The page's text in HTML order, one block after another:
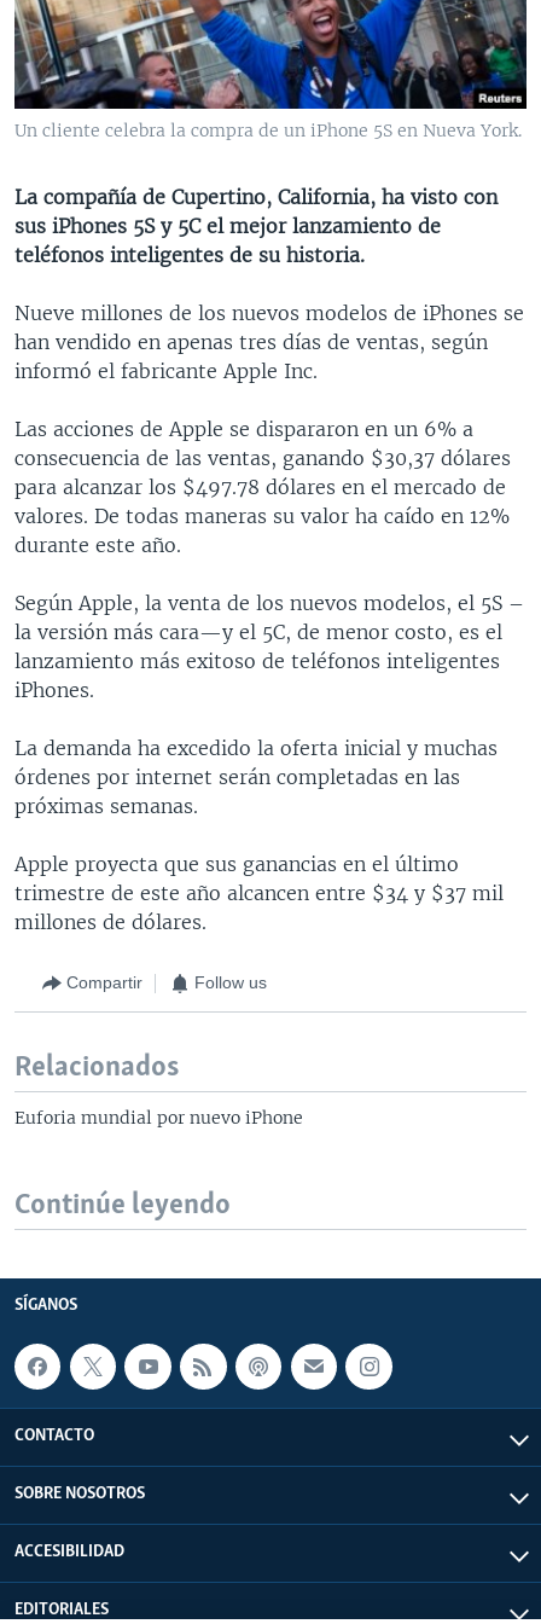
VENEZUELA
BRASIL
NICARAGUA
ECONOMÍA
ENTRETENIMIENTO Y CULTURA
TECNOLOGÍA
CIENCIA Y SALUD
MULTIMEDIA
VIDEOS
FOTOGRAFÍA
PROGRAMAS TV
EL MUNDO AL DÍA
VISIÓN 360
LAS CLAVES
RADIO
AUDIONOTICIAS
BUENOS DÍAS AMÉRICA
EL MUNDO AL DÍA [RADIO]
FORO [RADIO]
NOTA ECONÓMICA
ENTRETENIMIENTO
DOCUMENTALES DE LA VOA
Learning English
SÍGANOS
Idiomas
Un cliente celebra la compra de un iPhone 5S en Nueva York.
La compañía de Cupertino, California, ha visto con
sus iPhones 5S y 5C el mejor lanzamiento de
teléfonos inteligentes de su historia.
Nueve millones de los nuevos modelos de iPhones se
han vendido en apenas tres días de ventas, según
informó el fabricante Apple Inc.
Las acciones de Apple se dispararon en un 6% a
consecuencia de las ventas, ganando $30,37 dólares
para alcanzar los $497.78 dólares en el mercado de
valores. De todas maneras su valor ha caído en 12%
durante este año.
Según Apple, la venta de los nuevos modelos, el 5S –
la versión más cara—y el 5C, de menor costo, es el
lanzamiento más exitoso de teléfonos inteligentes
iPhones.
La demanda ha excedido la oferta inicial y muchas
órdenes por internet serán completadas en las
próximas semanas.
Apple proyecta que sus ganancias en el último
trimestre de este año alcancen entre $34 y $37 mil
millones de dólares.
Compartir Follow us
Relacionados
Euforia mundial por nuevo iPhone
Continúe leyendo
SÍGANOS
CONTACTO
SOBRE NOSOTROS
ACCESIBILIDAD
EDITORIALES